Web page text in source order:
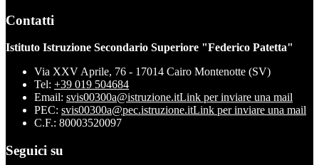
Contatti
Istituto Istruzione Secondario Superiore "Federico Patetta"
Via XXV Aprile, 76 - 17014 Cairo Montenotte (SV)
Tel: +39 019 504684
Email: svis00300a@istruzione.itLink per inviare una mail
PEC: svis00300a@pec.istruzione.itLink per inviare una mail
C.F.: 80003520097
Seguici su